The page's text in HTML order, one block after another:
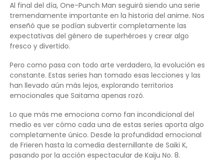
Al final del día, One-Punch Man seguirá siendo una serie
tremendamente importante en la historia del anime. Nos
enseñó que se podían subvertir completamente las
expectativas del género de superhéroes y crear algo
fresco y divertido.
Pero como pasa con todo arte verdadero, la evolución es
constante. Estas series han tomado esas lecciones y las
han llevado aún más lejos, explorando territorios
emocionales que Saitama apenas rozó.
Lo que más me emociona como fan incondicional del
medio es ver cómo cada una de estas series aporta algo
completamente único. Desde la profundidad emocional
de Frieren hasta la comedia desternillante de Saiki K,
pasando por la acción espectacular de Kaiju No. 8.